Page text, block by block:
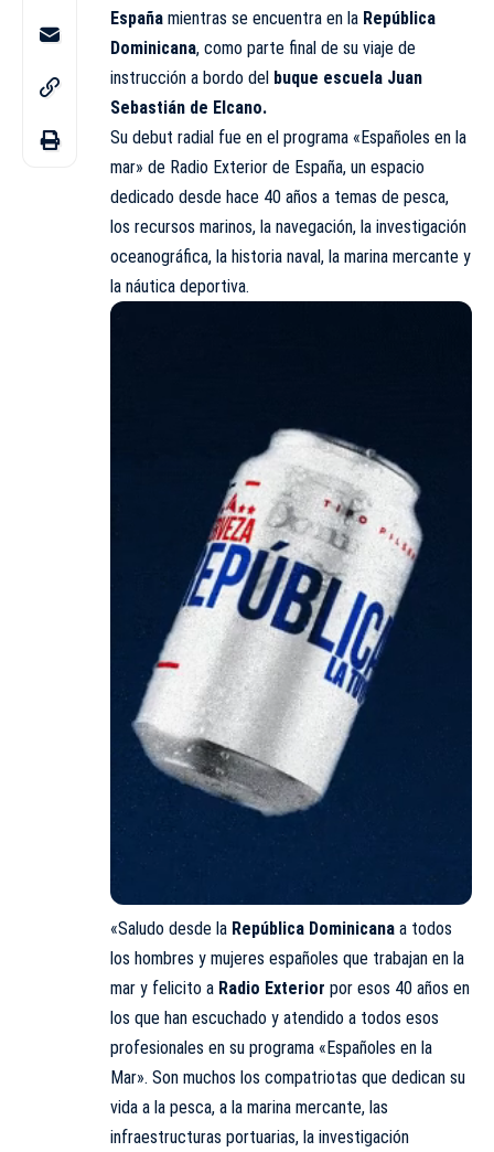
España mientras se encuentra en la República
Dominicana, como parte final de su viaje de
instrucción a bordo del buque escuela Juan
Sebastián de Elcano.
Su debut radial fue en el programa «Españoles en la
mar» de Radio Exterior de España, un espacio
dedicado desde hace 40 años a temas de pesca,
los recursos marinos, la navegación, la investigación
oceanográfica, la historia naval, la marina mercante y
la náutica deportiva.
«Saludo desde la República Dominicana a todos
los hombres y mujeres españoles que trabajan en la
mar y felicito a Radio Exterior por esos 40 años en
los que han escuchado y atendido a todos esos
profesionales en su programa «Españoles en la
Mar». Son muchos los compatriotas que dedican su
vida a la pesca, a la marina mercante, las
infraestructuras portuarias, la investigación